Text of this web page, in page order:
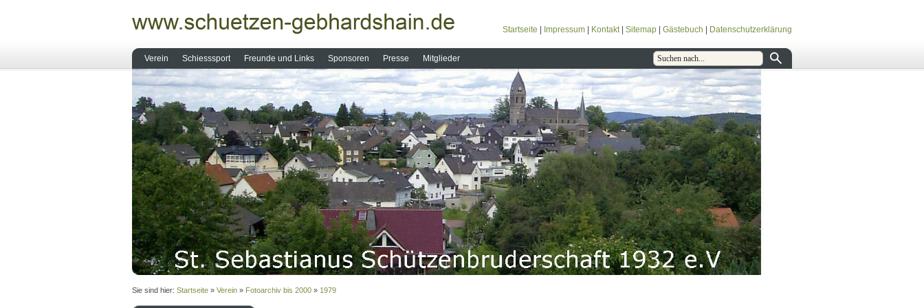
Startseite Impressum Kontakt| Sitemap Gästebuch Datenschutzerklärung
Verein Schiesssport Freunde und Links Sponsoren Presse Mitglieder
Sie sind hier: Startseite » Verein » Fotoarchiv bis 2000 » 1979